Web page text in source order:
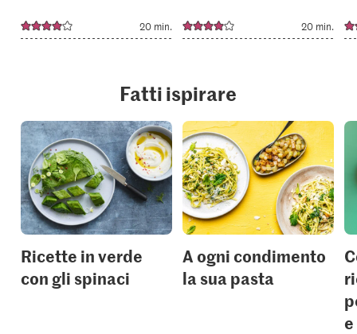
20 min. 20 min.
Fatti ispirare
Ricette in verde
con gli spinaci
A ogni condimento
la sua pasta